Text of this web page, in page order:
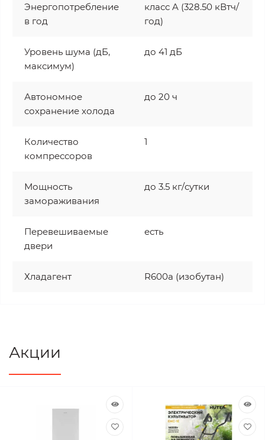
Энергопотребление
в год
класс A (328.50 кВтч/
год)
Уровень шума (дБ,
максимум)
до 41 дБ
Автономное
сохранение холода
до 20 ч
Количество
компрессоров
1
Мощность
замораживания
до 3.5 кг/cутки
Перевешиваемые
двери
есть
Хладагент R600a (изобутан)
Акции